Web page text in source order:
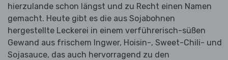
hierzulande schon längst und zu Recht einen Namen
gemacht. Heute gibt es die aus Sojabohnen
hergestellte Leckerei in einem verführerisch-süßen
Gewand aus frischem Ingwer, Hoisin-, Sweet-Chili- und
Sojasauce, das auch hervorragend zu den